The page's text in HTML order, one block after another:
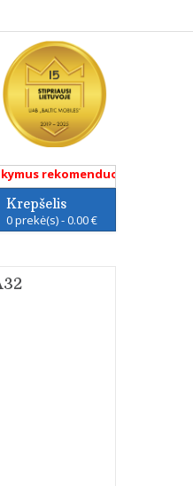
rekomenduojame atlikti
Krepšelis
0 prekė(s) - 0.00 €